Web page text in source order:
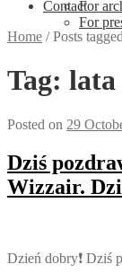
For
For
Contact
Home /Posts
Tag: lata
Posted on 29
Dziś
Wizzair.
Dzień dobry❗️ Dziś